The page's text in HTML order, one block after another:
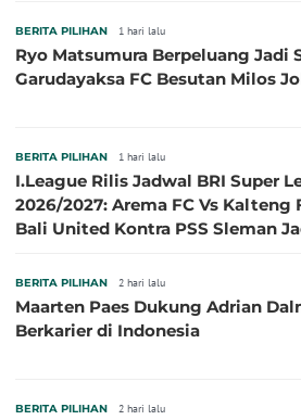
BERITA PILIHAN 1 hari lalu
Ryo Matsumura Berpeluang Jadi
Garudayaksa FC Besutan Milos
BERITA PILIHAN 1 hari lalu
I.League Rilis Jadwal BRI Super
2026/2027: Arema FC Vs Kalteng
Bali United Kontra PSS Sleman
BERITA PILIHAN 2 hari lalu
Maarten Paes Dukung Adrian
Berkarier di Indonesia
BERITA PILIHAN 2 hari lalu